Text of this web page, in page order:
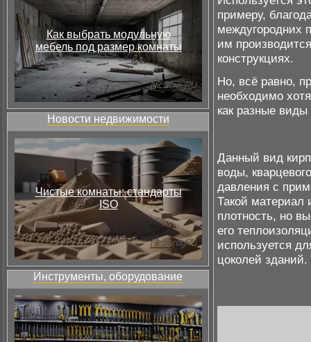
Как выбрать модульную
мебель под размер комнаты
Новости недвижимости
Чистые комнаты: стандарты
ISO
Инструменты, оборудование
примеру,
междугородних
им
конструкциях.
Но, всё равно,
необходимо
как разные
Данный вид
воды,
давления с
Такой
плотность, но
его
используется
цоколей зданий.